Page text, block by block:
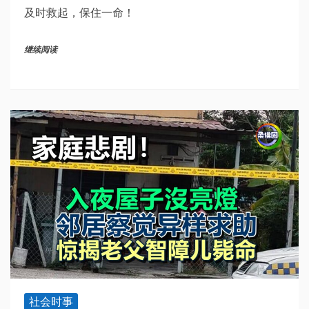
及时救起，保住一命！
继续阅读
社会时事